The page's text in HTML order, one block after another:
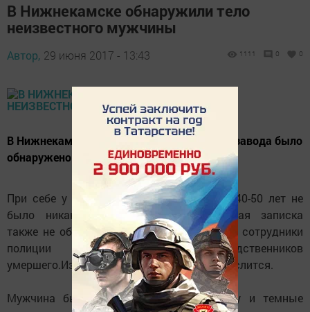
В Нижнекамске обнаружили тело
неизвестного мужчины
Автор, 29 июня 2017 - 13:43 1111 0 0
В Нижнекамске на территории кирпичного завода было
обнаружено повешенное тело мужчины.
При себе у погибшего, на вид которому 40-50 лет не
было никаких документов. Предсмертная записка
также не обнаружена. В настоящее время сотрудники
полиции занимаются поиском родственников
умершего.Известно, что в розыске он не числится.
Мужчина был одет в красную футболку и темные